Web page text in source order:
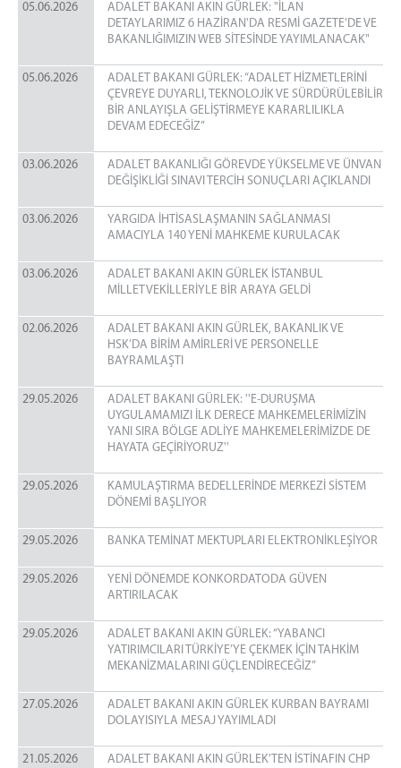
05.06.2026
ADALET BAKANI AKIN GÜRLEK: "İLAN
DETAYLARIMIZ 6 HAZİRAN'DA RESMİ GAZETE'DE VE
BAKANLIĞIMIZIN WEB SİTESİNDE YAYIMLANACAK"
05.06.2026
ADALET BAKANI GÜRLEK: “ADALET HİZMETLERİNİ
ÇEVREYE DUYARLI, TEKNOLOJİK VE SÜRDÜRÜLEBİLİR
BİR ANLAYIŞLA GELİŞTİRMEYE KARARLILIKLA
DEVAM EDECEĞİZ”
03.06.2026
ADALET BAKANLIĞI GÖREVDE YÜKSELME VE ÜNVAN
DEĞİŞİKLİĞİ SINAVI TERCİH SONUÇLARI AÇIKLANDI
03.06.2026
YARGIDA İHTİSASLAŞMANIN SAĞLANMASI
AMACIYLA 140 YENİ MAHKEME KURULACAK
03.06.2026
ADALET BAKANI AKIN GÜRLEK İSTANBUL
MİLLETVEKİLLERİYLE BİR ARAYA GELDİ
02.06.2026
ADALET BAKANI AKIN GÜRLEK, BAKANLIK VE
HSK’DA BİRİM AMİRLERİ VE PERSONELLE
BAYRAMLAŞTI
29.05.2026
ADALET BAKANI GÜRLEK: ''E-DURUŞMA
UYGULAMAMIZI İLK DERECE MAHKEMELERİMİZİN
YANI SIRA BÖLGE ADLİYE MAHKEMELERİMİZDE DE
HAYATA GEÇİRİYORUZ''
29.05.2026
KAMULAŞTIRMA BEDELLERİNDE MERKEZİ SİSTEM
DÖNEMİ BAŞLIYOR
29.05.2026 BANKA TEMİNAT MEKTUPLARI ELEKTRONİKLEŞİYOR
29.05.2026
YENİ DÖNEMDE KONKORDATODA GÜVEN
ARTIRILACAK
29.05.2026
ADALET BAKANI AKIN GÜRLEK: “YABANCI
YATIRIMCILARI TÜRKİYE’YE ÇEKMEK İÇİN TAHKİM
MEKANİZMALARINI GÜÇLENDİRECEĞİZ”
27.05.2026
ADALET BAKANI AKIN GÜRLEK KURBAN BAYRAMI
DOLAYISIYLA MESAJ YAYIMLADI
21.05.2026
ADALET BAKANI AKIN GÜRLEK'TEN İSTİNAFIN CHP